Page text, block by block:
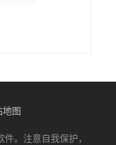
地图
。注意自我保护，